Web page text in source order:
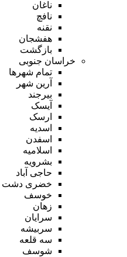
ناغان
نافچ
نقنه
هفشجان
بازگشت
خراسان جنوبی
تمام شهر‌ها
آرین شهر
بیرجند
آیسک
ارسک
اسدیه
اسفدن
اسلامیه
بشرویه
حاجی آباد
خضری دشت
خوسف
زهان
سرایان
سربیشه
سه قلعه
شوسف